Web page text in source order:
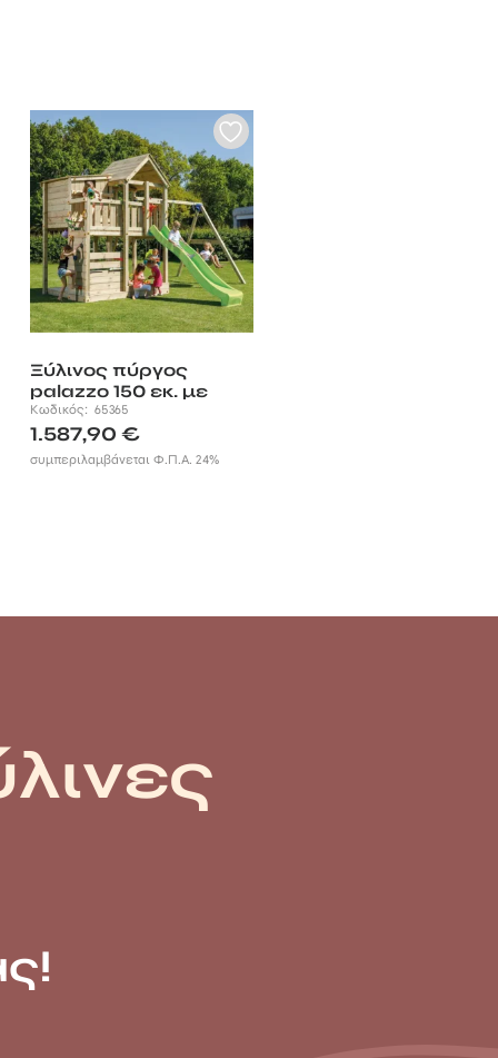
Ξύλινος πύργος
palazzo 150 εκ. με
προέκταση
Κωδικός: 65365
1.587,90 €
συμπεριλαμβάνεται Φ.Π.Α. 24%